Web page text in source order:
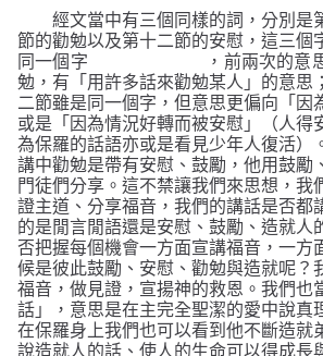
經文當中有三個同樣的詞，分別是
節的勸勉以及第十二節的安慰，這三個
同一個字
，前兩次的意
勉，有「用許多話來勸勉某人」的意思
二節雖是同一個字，但意思更偏向「因
或是「因為情況好轉而被安慰」（人得
為保羅的話語亦或是看見少年人復活）
講中勸勉是帶有安慰、鼓勵，他用鼓勵
門徒們分享。這不禁讓我們來思想，我
證主道、分享福音，我們的講話是否都
的是閒言閒語還是安慰、鼓勵、造就人
否把握每個機會一方面宣講福音，一方
候是彼此鼓勵、安慰、勸勉與造就呢？
福音，做見證，宣揚神的救恩。我們也
話」，意思是在主完全聖潔的愛中說真
在保羅身上我們也可以看到他不斷造就
說造就人的話、使人的生命可以得成長